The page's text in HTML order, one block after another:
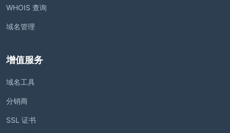
WHOIS 查询
域名管理
增值服务
域名工具
分销商
SSL 证书